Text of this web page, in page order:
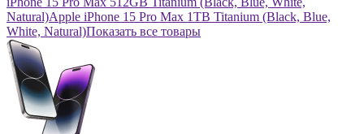
Natural)Apple iPhone 15 Pro Max 1TB Titanium (Black, Blue,
White, Natural)Показать все товары